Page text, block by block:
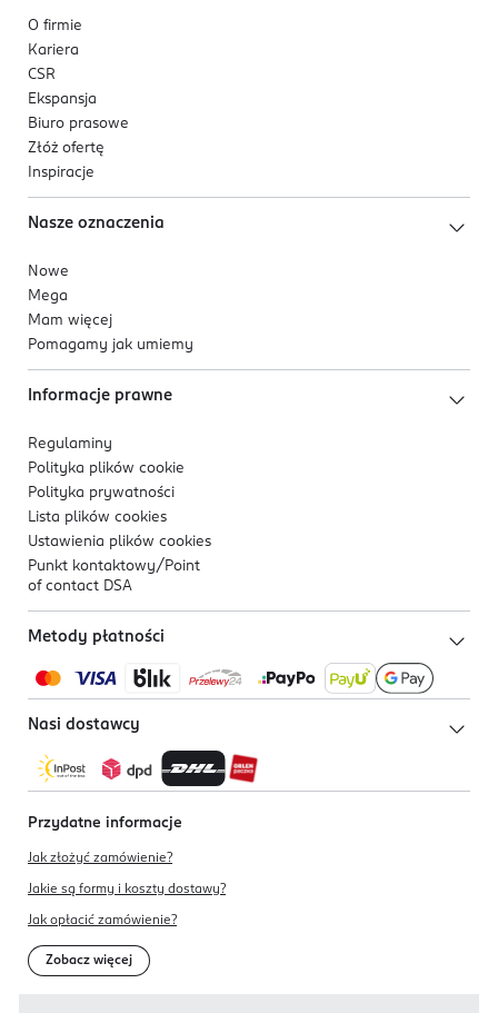
rozprowadzania kosmetyków pielęgnacyjnych.
po leczeniu onkologicznym, gdy szczególnie
ważna jest delikatna pielęgnacja włosów i skóry
głowy.
O firmie
Kariera
CSR
Ekspansja
Biuro prasowe
Złóż ofertę
Inspiracje
Nasze oznaczenia
Nowe
Mega
Mam więcej
Pomagamy jak umiemy
Informacje prawne
Regulaminy
Polityka plików cookie
Polityka prywatności
Lista plików cookies
Ustawienia plików cookies
Punkt kontaktowy/ Point
of contact DSA
Metody płatności
Nasi dostawcy
Przydatne informacje
Jak złożyć zamówienie?
Jakie są formy i koszty dostawy?
Jak opłacić zamówienie?
Zobacz więcej